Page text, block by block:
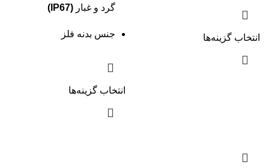
انتخاب گزینه‌ها
گرد و غبار (IP67)
جنس بدنه فلز
انتخاب گزینه‌ها